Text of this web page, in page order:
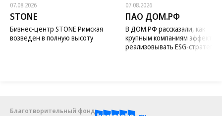
07.08.2026
STONE
Бизнес-центр STONE Римская
возведен в полную высоту
07.08.2026
ПАО ДОМ.РФ
В ДОМ.РФ рассказали, как
крупным компаниям
реализовывать ESG-стратегию
Благотворительный фонд